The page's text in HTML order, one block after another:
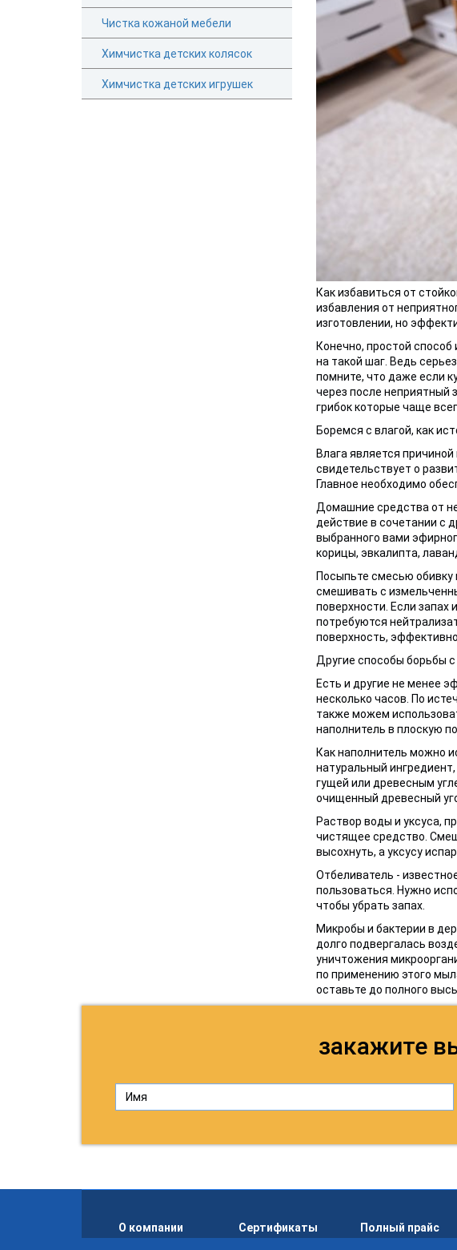
Чистка кожаной мебели
Химчистка детских колясок
Химчистка детских игрушек
Как избавиться от
избавления от
изготовлении, но
Конечно, простой
на такой шаг. Ведь
помните, что даже если
через после неприятный
грибок которые чаще
Боремся с влагой, как
Влага является
свидетельствует о
Главное необходимо
Домашние средства от
действие в сочетании с
выбранного вами
корицы, эвкалипта,
Посыпьте смесью
смешивать с
поверхности. Если запах
потребуются
поверхность,
Другие способы борьбы
Есть и другие не менее
несколько часов. По
также можем
наполнитель в плоскую
Как наполнитель можно
натуральный
гущей или древесным
очищенный древесный
Раствор воды и уксуса,
чистящее средство.
высохнуть, а уксусу
Отбеливатель -
пользоваться. Нужно
чтобы убрать запах.
Микробы и бактерии в
долго подвергалась
уничтожения
по применению этого
оставьте до полного
закажите
О компании Сертификаты Полный прайс